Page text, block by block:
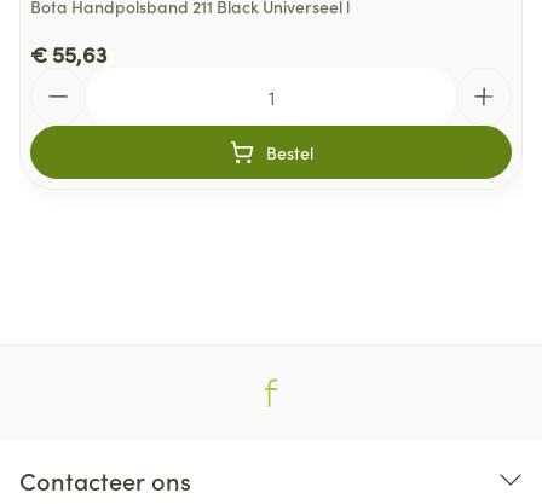
Bota Handpolsband 211 Black Universeel l
€ 55,63
Bestel
Contacteer ons